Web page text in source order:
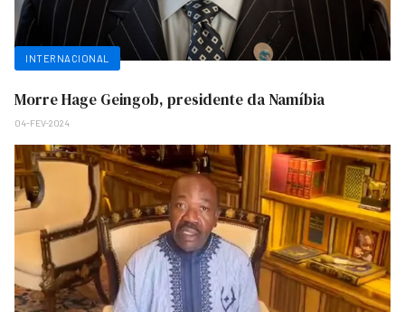
Morre Hage Geingob, presidente da Namíbia
04-FEV-2024